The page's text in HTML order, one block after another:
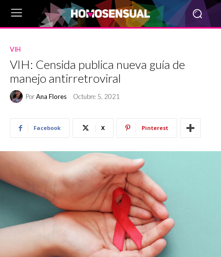
VIH
VIH: Censida publica nueva guía de
manejo antirretroviral
PorAna Flores Octubre 5, 2021
Facebook X Pinterest